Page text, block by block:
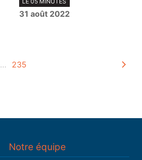
l
a
31 août 2022
… 235
Notre équipe